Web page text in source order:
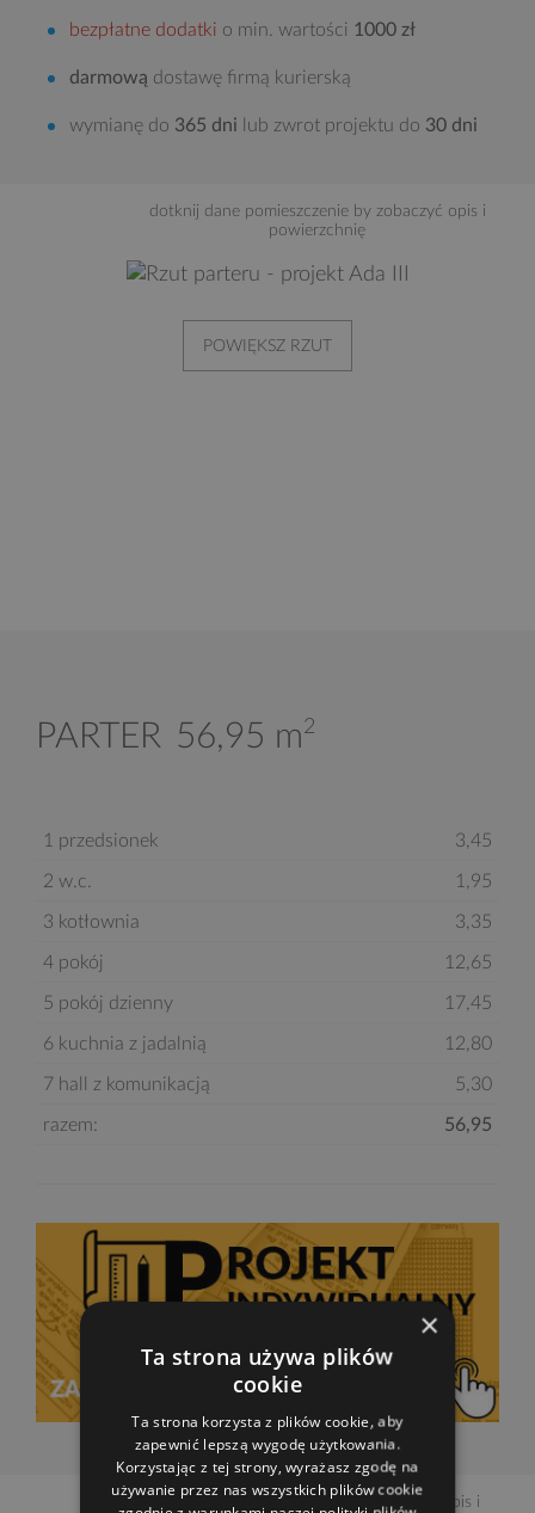
bezpłatne dodatki o min. wartości 1000 zł
darmową dostawę firmą kurierską
wymianę do 365 dni lub zwrot projektu do 30 dni
dotknij dane pomieszczenie by zobaczyć opis i
powierzchnię
POWIĘKSZ RZUT
PARTER 56,95 m2
1 przedsionek 3,45
2 w.c. 1,95
3 kotłownia 3,35
4 pokój 12,65
5 pokój dzienny 17,45
6 kuchnia z jadalnią 12,80
7 hall z komunikacją 5,30
razem: 56,95
dotknij dane pomieszczenie by zobaczyć opis i
×
Ta strona używa plików
cookie
Ta strona korzysta z plików cookie, aby
zapewnić lepszą wygodę użytkowania.
Korzystając z tej strony, wyrażasz zgodę na
używanie przez nas wszystkich plików cookie